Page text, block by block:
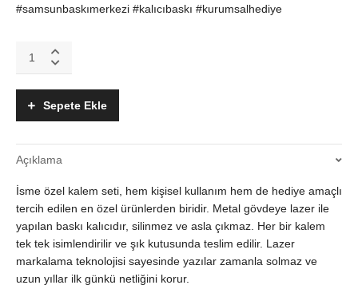
#samsunbaskımerkezi #kalıcıbaskı #kurumsalhediye
Özel
Lazer
Baskılı,
Şık
Hediye
Kalemler
quantity
Sepete Ekle
Açıklama
İsme özel kalem seti, hem kişisel kullanım hem de hediye amaçlı
tercih edilen en özel ürünlerden biridir. Metal gövdeye lazer ile
yapılan baskı kalıcıdır, silinmez ve asla çıkmaz. Her bir kalem
tek tek isimlendirilir ve şık kutusunda teslim edilir. Lazer
markalama teknolojisi sayesinde yazılar zamanla solmaz ve
uzun yıllar ilk günkü netliğini korur.